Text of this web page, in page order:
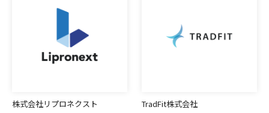
株式会社リプロネクスト
TradFit株式会社